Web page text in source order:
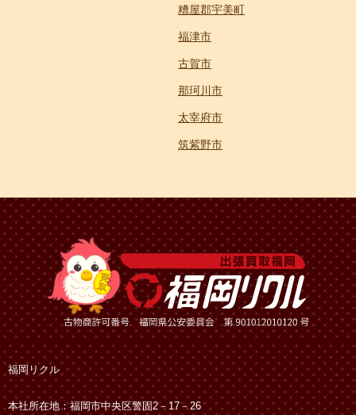
糟屋郡宇美町
福津市
古賀市
那珂川市
太宰府市
筑紫野市
福岡リクル
本社所在地：福岡市中央区警固2－17－26